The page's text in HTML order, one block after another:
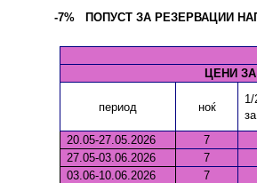
-7% ПОПУСТ ЗА РЕЗЕРВАЦИИ
ЦЕНИ
период ноќ
1/
20.05-27.05.2026
7
27.05-03.06.2026
7
03.06-10.06.2026
7